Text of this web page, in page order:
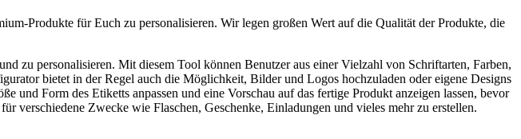
Produkte für Euch zu personalisieren. Wir legen großen Wert auf die Qualität der Produkte, die
zu personalisieren. Mit diesem Tool können Benutzer aus einer Vielzahl von Schriftarten, Farben,
bietet in der Regel auch die Möglichkeit, Bilder und Logos hochzuladen oder eigene Designs
Form des Etiketts anpassen und eine Vorschau auf das fertige Produkt anzeigen lassen, bevor
verschiedene Zwecke wie Flaschen, Geschenke, Einladungen und vieles mehr zu erstellen.